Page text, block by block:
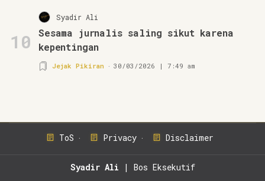
10
Syadir Ali
Sesama jurnalis saling sikut karena
kepentingan
Jejak Pikiran 30/03/2026 | 7:49 am
ToS Privacy Disclaimer
Syadir Ali | Bos Eksekutif